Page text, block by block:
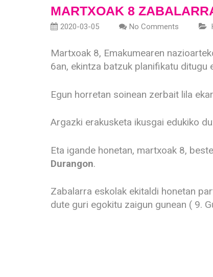
MARTXOAK 8
2020-03-05 No Comments
Martxoak 8, Emakumearen
6an, ekintza batzuk planifikatu ditugu
Egun horretan soinean zerbait lila
Argazki erakusketa ikusgai edukiko
Eta igande honetan, martxoak 8,
Durangon.
Zabalarra eskolak ekitaldi honetan
dute guri egokitu zaigun gunean ( 9.